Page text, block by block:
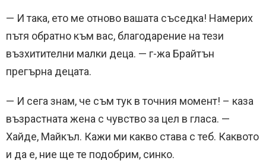
— И така, ето ме отново вашата съседка! Намерих
пътя обратно към вас, благодарение на тези
възхитителни малки деца. — г-жа Брайтън
прегърна децата.
— И сега знам, че съм тук в точния момент! – каза
възрастната жена с чувство за цел в гласа. —
Хайде, Майкъл. Кажи ми какво става с теб. Каквото
и да е, ние ще те подобрим, синко.